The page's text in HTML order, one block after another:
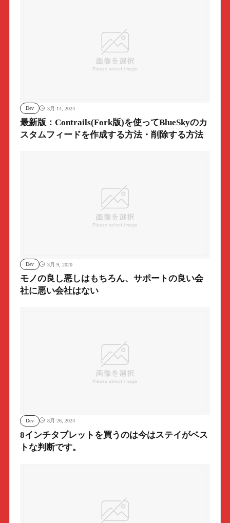
Dev 3月 14, 2024
最新版：Contrails(Fork版)を使ってBlueSkyのカ
スタムフィードを作成する方法・削除する方法
Dev 3月 9, 2020
モノの良し悪しはもちろん、サポートの良い会
社に悪い会社はない
Dev 8月 26, 2024
8インチタブレットを買うのは今はステイがベス
トな判断です。